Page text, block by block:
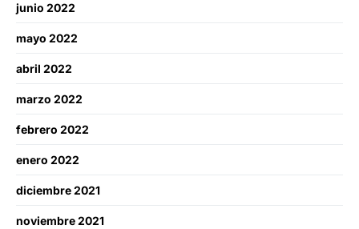
junio 2022
mayo 2022
abril 2022
marzo 2022
febrero 2022
enero 2022
diciembre 2021
noviembre 2021